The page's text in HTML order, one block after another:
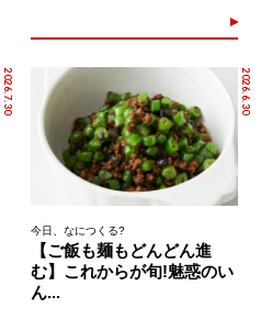
2026.7.30 2026.6.30
今日、なにつくる?
【ご飯も麺もどんどん進
む】これからが旬!魅惑のい
ん...